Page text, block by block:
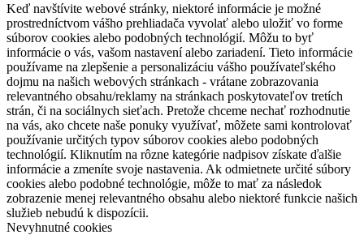
Keď navštívite webové stránky, niektoré informácie je možné
prostredníctvom vášho prehliadača vyvolať alebo uložiť vo forme
súborov cookies alebo podobných technológií. Môžu to byť
informácie o vás, vašom nastavení alebo zariadení. Tieto informácie
používame na zlepšenie a personalizáciu vášho používateľského
dojmu na našich webových stránkach - vrátane zobrazovania
relevantného obsahu/reklamy na stránkach poskytovateľov tretích
strán, či na sociálnych sieťach. Pretože chceme nechať rozhodnutie
na vás, ako chcete naše ponuky využívať, môžete sami kontrolovať
používanie určitých typov súborov cookies alebo podobných
technológií. Kliknutím na rôzne kategórie nadpisov získate ďalšie
informácie a zmeníte svoje nastavenia. Ak odmietnete určité súbory
cookies alebo podobné technológie, môže to mať za následok
zobrazenie menej relevantného obsahu alebo niektoré funkcie našich
služieb nebudú k dispozícii.
Nevyhnutné cookies